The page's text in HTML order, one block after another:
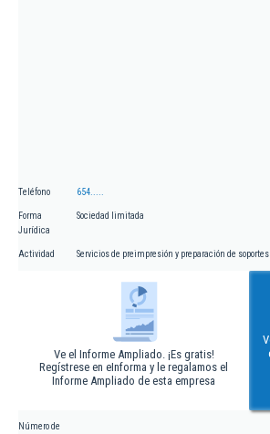
Teléfono 654.....
Forma
Jurídica
Sociedad limitada
Actividad Servicios de preimpresión y preparación de soportes
Ve el Informe Ampliado. ¡Es gratis!
Regístrese en eInforma y le regalamos el
Informe Ampliado de esta empresa
Número de